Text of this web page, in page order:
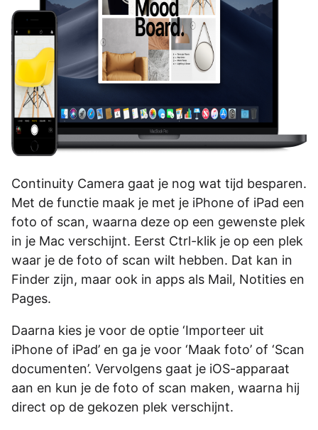
Continuity Camera gaat je nog wat tijd besparen.
Met de functie maak je met je iPhone of iPad een
foto of scan, waarna deze op een gewenste plek
in je Mac verschijnt. Eerst Ctrl-klik je op een plek
waar je de foto of scan wilt hebben. Dat kan in
Finder zijn, maar ook in apps als Mail, Notities en
Pages.
Daarna kies je voor de optie ‘Importeer uit
iPhone of iPad’ en ga je voor ‘Maak foto’ of ‘Scan
documenten’. Vervolgens gaat je iOS-apparaat
aan en kun je de foto of scan maken, waarna hij
direct op de gekozen plek verschijnt.